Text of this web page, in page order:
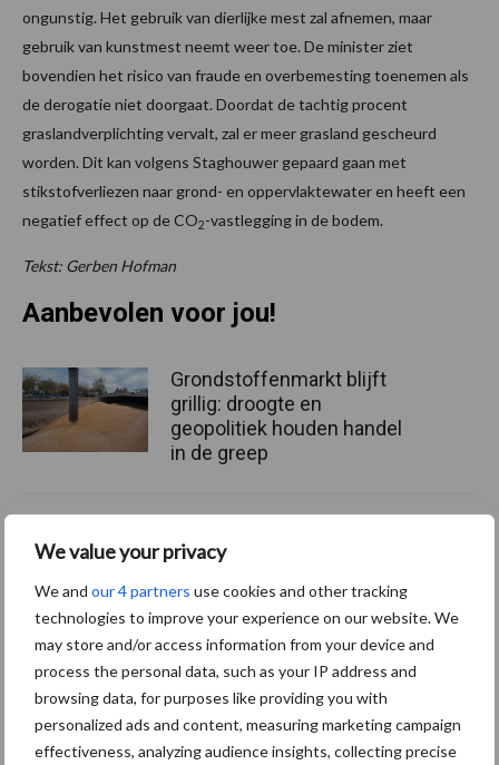
We value your privacy
We and our 4 partners use cookies and other tracking
technologies to improve your experience on our website. We
may store and/or access information from your device and
process the personal data, such as your IP address and
browsing data, for purposes like providing you with
personalized ads and content, measuring marketing campaign
effectiveness, analyzing audience insights, collecting precise
ongunstig. Het gebruik van dierlijke mest zal afnemen, maar
gebruik van kunstmest neemt weer toe. De minister ziet
bovendien het risico van fraude en overbemesting toenemen als
de derogatie niet doorgaat. Doordat de tachtig procent
graslandverplichting vervalt, zal er meer grasland gescheurd
worden. Dit kan volgens Staghouwer gepaard gaan met
stikstofverliezen naar grond- en oppervlaktewater en heeft een
negatief effect op de CO2-vastlegging in de bodem.
Tekst: Gerben Hofman
Aanbevolen voor jou!
Grondstoffenmarkt blijft
grillig: droogte en
geopolitiek houden handel
in de greep
onderschatte risicofactor
ForFarmers ziet volume en
marktaandeel groeien in
krimpende Nederlandse
markt